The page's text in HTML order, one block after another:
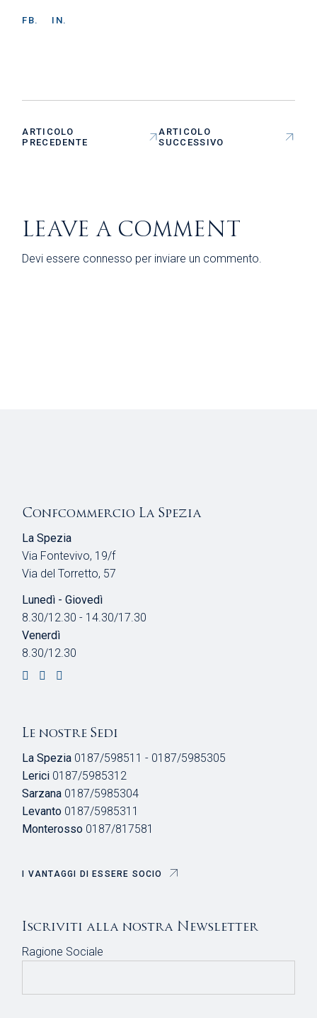
FB. IN.
ARTICOLO
PRECEDENTE
ARTICOLO
SUCCESSIVO
LEAVE A COMMENT
Devi essere connesso per inviare un commento.
Confcommercio La Spezia
La Spezia
Via Fontevivo, 19/f
Via del Torretto, 57
Lunedì - Giovedì
8.30/12.30 - 14.30/17.30
Venerdì
8.30/12.30
Le nostre Sedi
La Spezia 0187/598511 - 0187/5985305
Lerici 0187/5985312
Sarzana 0187/5985304
Levanto 0187/5985311
Monterosso 0187/817581
I VANTAGGI DI ESSERE SOCIO
Iscriviti alla nostra Newsletter
Ragione Sociale